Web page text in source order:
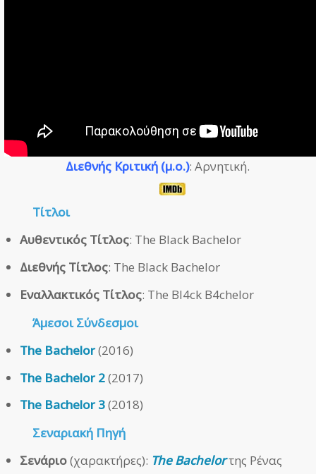
Διεθνής Κριτική (μ.ο.): Αρνητική.
Τίτλοι
Αυθεντικός Τίτλος: The Black Bachelor
Διεθνής Τίτλος: The Black Bachelor
Εναλλακτικός Τίτλος: The Bl4ck B4chelor
ΆμεσοιΣύνδεσμοι
The Bachelor(2016)
The Bachelor 2(2017)
The Bachelor 3(2018)
Σεναριακή Πηγή
Σενάριο(χαρακτήρες): The Bachelorτης Ρένας